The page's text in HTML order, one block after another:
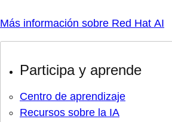
Más información sobre Red Hat AI
Participa y aprende
Centro de aprendizaje
Recursos sobre la IA